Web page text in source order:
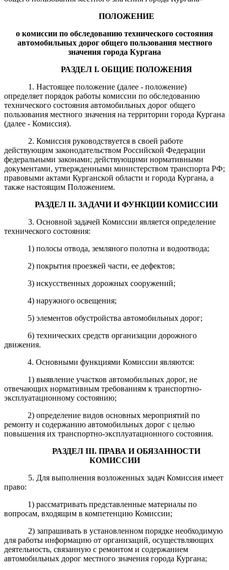
ПОЛОЖЕНИЕ
о комиссии по обследованию технического состояния
автомобильных дорог общего пользования местного
значения города Кургана
РАЗДЕЛ I. ОБЩИЕ ПОЛОЖЕНИЯ
1. Настоящее положение (далее - положение)
определяет порядок работы комиссии по обследованию
технического состояния автомобильных дорог общего
пользования местного значения на территории города Кургана
(далее - Комиссия).
2. Комиссия руководствуется в своей работе
действующим законодательством Российской Федерации
федеральными законами; действующими нормативными
документами, утвержденными министерством транспорта РФ;
правовыми актами Курганской области и города Кургана, а
также настоящим Положением.
РАЗДЕЛII. ЗАДАЧИИ ФУНКЦИИКОМИССИИ
3. Основной задачей Комиссии является определение
технического состояния:
1) полосы отвода, земляного полотна и водоотвода;
2) покрытия проезжей части, ее дефектов;
3) искусственных дорожных сооружений;
4) наружного освещения;
5) элементов обустройства автомобильных дорог;
6) технических средств организации дорожного
движения.
4. Основными функциями Комиссии являются:
1) выявление участков автомобильных дорог, не
отвечающих нормативным требованиям к транспортно-
эксплуатационному состоянию;
2) определение видов основных мероприятий по
ремонту и содержанию автомобильных дорог с целью
повышения их транспортно-эксплуатационного состояния.
РАЗДЕЛIII. ПРАВА И ОБЯЗАННОСТИ
КОМИССИИ
5. Для выполнения возложенных задач Комиссия имеет
право:
1) рассматривать представленные материалы по
вопросам, входящим в компетенцию Комиссии;
2) запрашивать в установленном порядке необходимую
для работы информацию от организаций, осуществляющих
деятельность, связанную с ремонтом и содержанием
автомобильных дорог местного значения города Кургана;